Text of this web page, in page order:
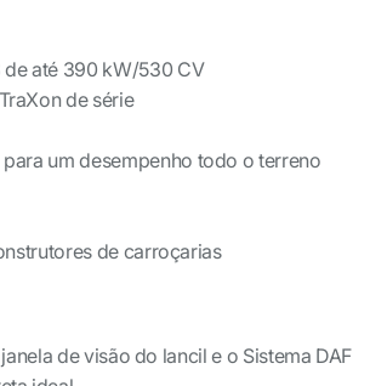
de até 390 kW/530 CV
de série
um desempenho todo o terreno
de carroçarias
de visão do lancil e o Sistema DAF